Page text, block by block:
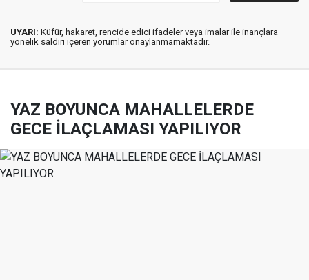
UYARI: Küfür, hakaret, rencide edici ifadeler veya imalar ile inançlara
yönelik saldırı içeren yorumlar onaylanmamaktadır.
YAZ BOYUNCA MAHALLELERDE
GECE İLAÇLAMASI YAPILIYOR